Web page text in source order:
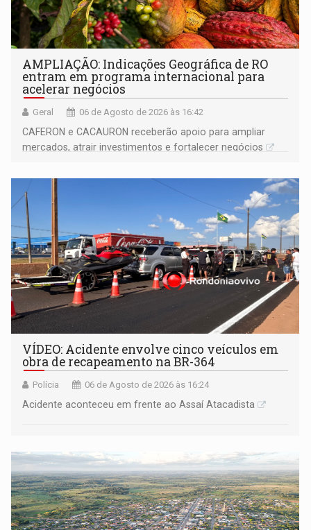
AMPLIAÇÃO: Indicações Geográfica de RO
entram em programa internacional para
acelerar negócios
Geral 06 de Agosto de 2026 às 16:42
CAFERON e CACAURON receberão apoio para ampliar
mercados, atrair investimentos e fortalecer negócios
VÍDEO: Acidente envolve cinco veículos em
obra de recapeamento na BR-364
Polícia 06 de Agosto de 2026 às 16:24
Acidente aconteceu em frente ao Assaí Atacadista